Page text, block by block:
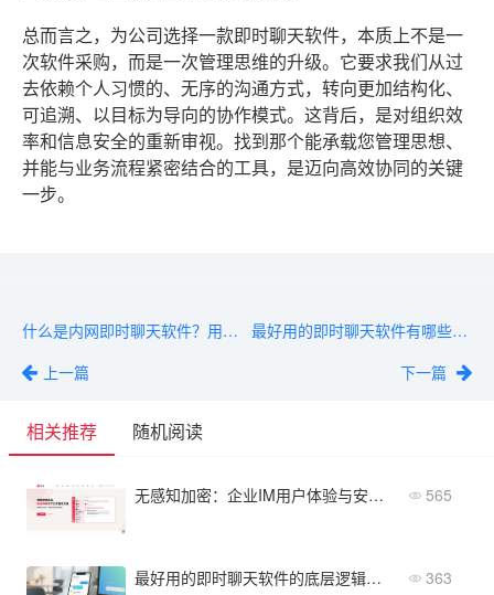
总而言之，为公司选择一款即时聊天软件，本质上不是一
次软件采购，而是一次管理思维的升级。它要求我们从过
去依赖个人习惯的、无序的沟通方式，转向更加结构化、
可追溯、以目标为导向的协作模式。这背后，是对组织效
率和信息安全的重新审视。找到那个能承载您管理思想、
并能与业务流程紧密结合的工具，是迈向高效协同的关键
一步。
什么是内网即时聊天软件？用最简单的话解释企业内部沟通工具
上一篇
最好用的即时聊天软件有哪些类型？主流分类与功能盘点
下一篇
相关推荐 随机阅读
无感知加密：企业IM用户体验与安全的平衡 565
最好用的即时聊天软件的底层逻辑：为什么它们更高效？ 363